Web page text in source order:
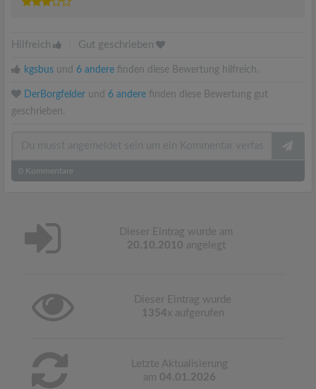
Hilfreich Gut geschrieben
kgsbus und 6 andere finden diese Bewertung hilfreich.
DerBorgfelder und 6 andere finden diese Bewertung gut
geschrieben.
0 Kommentare
Dieser Eintrag wurde am
20.10.2010 angelegt
Dieser Eintrag wurde
1354x aufgerufen
Letzte Aktualisierung
am 04.01.2026